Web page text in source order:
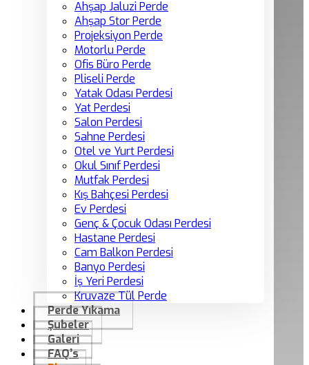
Ahşap Jaluzi Perde
Ahşap Stor Perde
Projeksiyon Perde
Motorlu Perde
Ofis Büro Perde
Pliseli Perde
Yatak Odası Perdesi
Yat Perdesi
Salon Perdesi
Sahne Perdesi
Otel ve Yurt Perdesi
Okul Sınıf Perdesi
Mutfak Perdesi
Kış Bahçesi Perdesi
Ev Perdesi
Genç & Çocuk Odası Perdesi
Hastane Perdesi
Cam Balkon Perdesi
Banyo Perdesi
İş Yeri Perdesi
Kruvaze Tül Perde
Perde Yıkama
Şubeler
Galeri
FAQ’s